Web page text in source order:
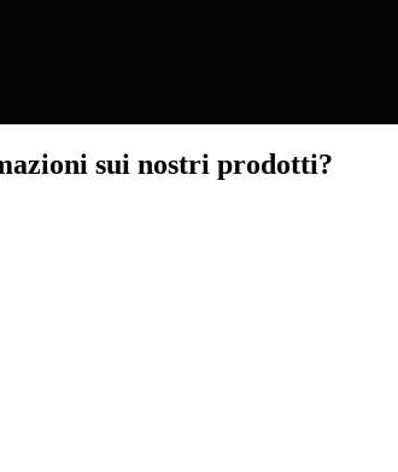
sui nostri prodotti?